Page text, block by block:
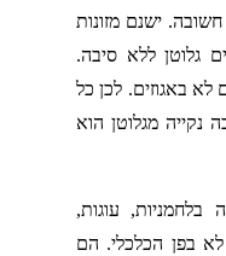
ישנם מזונות
גלוטן ללא סיבה.
לא באגוזים. לכן כל
נקייה מגלוטן הוא
עוגות,
לא בפן הכלכלי. הם